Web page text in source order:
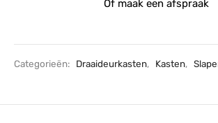
Of maak een afspraak
Categorieën: Draaideurkasten, Kasten,